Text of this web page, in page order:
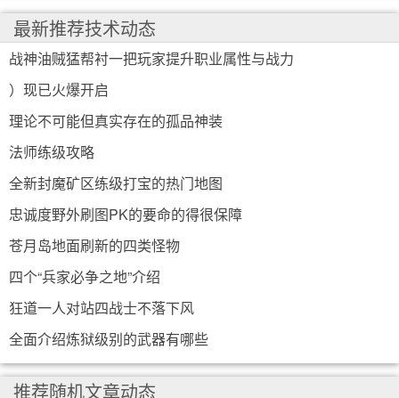
最新推荐技术动态
战神油贼猛帮衬一把玩家提升职业属性与战力
）现已火爆开启
理论不可能但真实存在的孤品神装
法师练级攻略
全新封魔矿区练级打宝的热门地图
忠诚度野外刷图PK的要命的得很保障
苍月岛地面刷新的四类怪物
四个“兵家必争之地”介绍
狂道一人对站四战士不落下风
全面介绍炼狱级别的武器有哪些
推荐随机文章动态